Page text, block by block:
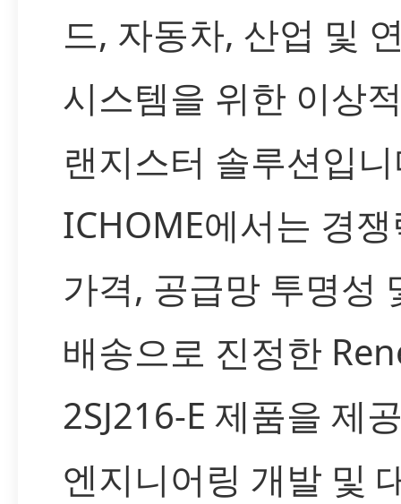
드, 자동차, 산업 및
시스템을 위한 이상
랜지스터 솔루션입
ICHOME에서는 경
가격, 공급망 투명성
배송으로 진정한
2SJ216-E 제품을 제
엔지니어링 개발 및